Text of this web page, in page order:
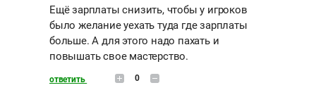
Ещё зарплаты снизить, чтобы у игроков
было желание уехать туда где зарплаты
больше. А для этого надо пахать и
повышать свое мастерство.
ответить 0